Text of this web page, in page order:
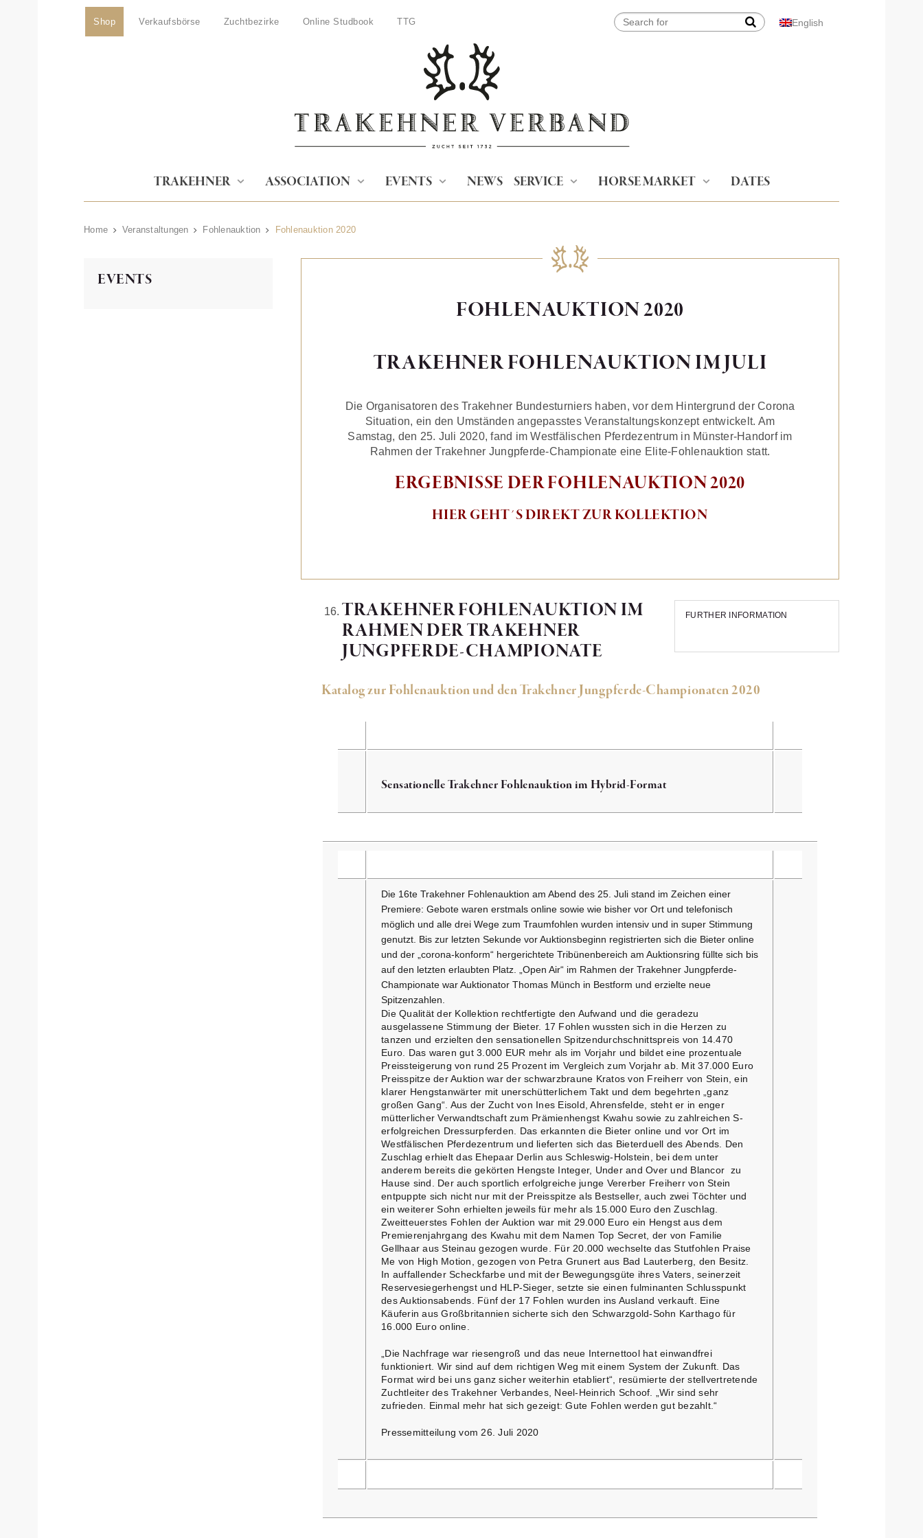
Shop Verkaufsbörse Zuchtbezirke Online Studbook TTG English
TRAKEHNER ASSOCIATION EVENTS NEWS SERVICE HORSE MARKET DATES
Home Veranstaltungen Fohlenauktion Fohlenauktion 2020
FOHLENAUKTION 2020
TRAKEHNER FOHLENAUKTION IM JULI
Die Organisatoren des Trakehner Bundesturniers haben, vor dem Hintergrund der Corona
Situation, ein den Umständen angepasstes Veranstaltungskonzept entwickelt. Am
Samstag, den 25. Juli 2020, fand im Westfälischen Pferdezentrum in Münster-Handorf im
Rahmen der Trakehner Jungpferde-Championate eine Elite-Fohlenauktion statt.
ERGEBNISSE DER FOHLENAUKTION 2020
HIER GEHT´S DIREKT ZUR KOLLEKTION
FURTHER INFORMATION
TRAKEHNER FOHLENAUKTION IM
RAHMEN DER TRAKEHNER
JUNGPFERDE-CHAMPIONATE
Katalog zur Fohlenauktion und den Trakehner Jungpferde-Championaten 2020
Sensationelle Trakehner Fohlenauktion im Hybrid-Format
Die 16te Trakehner Fohlenauktion am Abend des 25. Juli stand im Zeichen einer
Premiere: Gebote waren erstmals online sowie wie bisher vor Ort und telefonisch
möglich und alle drei Wege zum Traumfohlen wurden intensiv und in super Stimmung
genutzt. Bis zur letzten Sekunde vor Auktionsbeginn registrierten sich die Bieter online
und der „corona-konform“ hergerichtete Tribünenbereich am Auktionsring füllte sich bis
auf den letzten erlaubten Platz. „Open Air“ im Rahmen der Trakehner Jungpferde-
Championate war Auktionator Thomas Münch in Bestform und erzielte neue
Spitzenzahlen.
Die Qualität der Kollektion rechtfertigte den Aufwand und die geradezu
ausgelassene Stimmung der Bieter. 17 Fohlen wussten sich in die Herzen zu
tanzen und erzielten den sensationellen Spitzendurchschnittspreis von 14.470
Euro. Das waren gut 3.000 EUR mehr als im Vorjahr und bildet eine prozentuale
Preissteigerung von rund 25 Prozent im Vergleich zum Vorjahr ab. Mit 37.000 Euro
Preisspitze der Auktion war der schwarzbraune Kratos von Freiherr von Stein, ein
klarer Hengstanwärter mit unerschütterlichem Takt und dem begehrten „ganz
großen Gang“. Aus der Zucht von Ines Eisold, Ahrensfelde, steht er in enger
mütterlicher Verwandtschaft zum Prämienhengst Kwahu sowie zu zahlreichen S-
erfolgreichen Dressurpferden. Das erkannten die Bieter online und vor Ort im
Westfälischen Pferdezentrum und lieferten sich das Bieterduell des Abends. Den
Zuschlag erhielt das Ehepaar Derlin aus Schleswig-Holstein, bei dem unter
anderem bereits die gekörten Hengste Integer, Under and Over und Blancor zu
Hause sind. Der auch sportlich erfolgreiche junge Vererber Freiherr von Stein
entpuppte sich nicht nur mit der Preisspitze als Bestseller, auch zwei Töchter und
ein weiterer Sohn erhielten jeweils für mehr als 15.000 Euro den Zuschlag.
Zweitteuerstes Fohlen der Auktion war mit 29.000 Euro ein Hengst aus dem
Premierenjahrgang des Kwahu mit dem Namen Top Secret, der von Familie
Gellhaar aus Steinau gezogen wurde. Für 20.000 wechselte das Stutfohlen Praise
Me von High Motion, gezogen von Petra Grunert aus Bad Lauterberg, den Besitz.
In auffallender Scheckfarbe und mit der Bewegungsgüte ihres Vaters, seinerzeit
Reservesiegerhengst und HLP-Sieger, setzte sie einen fulminanten Schlusspunkt
des Auktionsabends. Fünf der 17 Fohlen wurden ins Ausland verkauft. Eine
Käuferin aus Großbritannien sicherte sich den Schwarzgold-Sohn Karthago für
16.000 Euro online.
„Die Nachfrage war riesengroß und das neue Internettool hat einwandfrei
funktioniert. Wir sind auf dem richtigen Weg mit einem System der Zukunft. Das
Format wird bei uns ganz sicher weiterhin etabliert“, resümierte der stellvertretende
Zuchtleiter des Trakehner Verbandes, Neel-Heinrich Schoof. „Wir sind sehr
zufrieden. Einmal mehr hat sich gezeigt: Gute Fohlen werden gut bezahlt.“
Pressemitteilung vom 26. Juli 2020
EVENTS